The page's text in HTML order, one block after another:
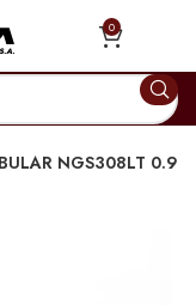
0
NGS308LT 0.9